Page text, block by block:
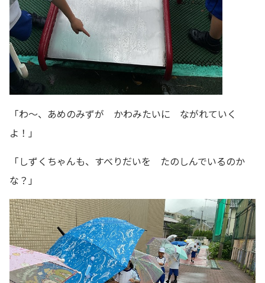
「わ～、あめのみずが かわみたいに ながれていく
よ！」
「しずくちゃんも、すべりだいを たのしんでいるのか
な？」